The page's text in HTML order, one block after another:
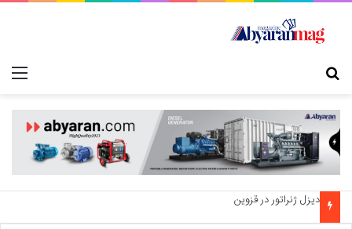
دیزل ژنراتور در قزوین